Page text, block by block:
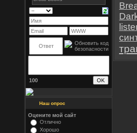
100
Наш опрос
Оцените мой сайт
Отлично
Хорошо